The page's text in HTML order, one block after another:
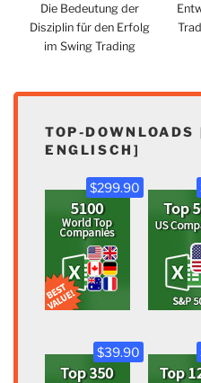
Die Bedeutung der
Disziplin für den Erfolg
im Swing Trading
TOP-DOWNLOADS
ENGLISCH]
$299.90
$39.90